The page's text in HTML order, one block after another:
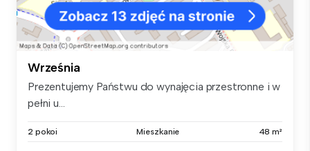
Września
Prezentujemy Państwu do wynajęcia przestronne i w
pełni u...
2 pokoi Mieszkanie 48 m²